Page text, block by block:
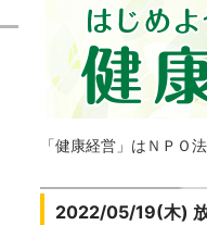
「健康経営」はＮＰＯ
2022/05/19(木)